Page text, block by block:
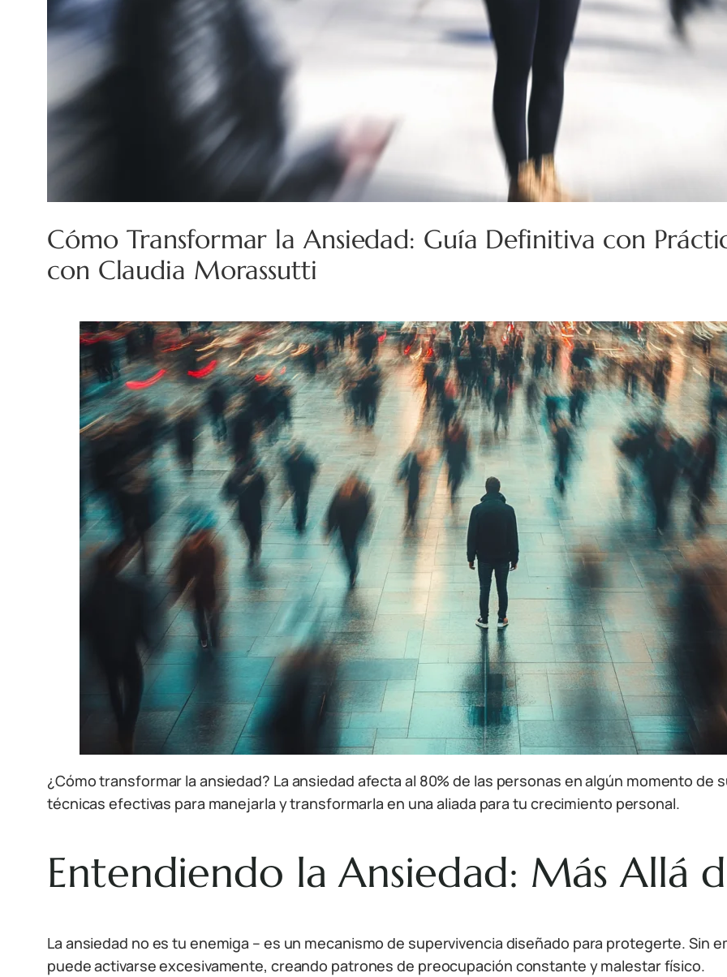
Cómo Transformar la Ansiedad: Guía Definitiva con
con Claudia Morassutti
¿Cómo transformar la ansiedad? La ansiedad afecta al 80% de las personas en algún momento de
técnicas efectivas para manejarla y transformarla en una aliada para tu crecimiento personal.
Entendiendo la Ansiedad: Más Allá
La ansiedad no es tu enemiga – es un mecanismo de supervivencia diseñado para protegerte. Sin
puede activarse excesivamente, creando patrones de preocupación constante y malestar físico.